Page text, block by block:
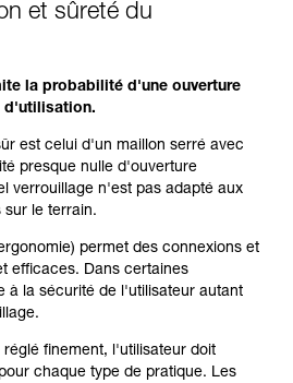
et sûreté du
la probabilité d'une ouverture
d'utilisation.
est celui d'un maillon serré avec
presque nulle d'ouverture
verrouillage n'est pas adapté aux
sur le terrain.
permet des connexions et
efficaces. Dans certaines
à la sécurité de l'utilisateur autant
finement, l'utilisateur doit
chaque type de pratique. Les